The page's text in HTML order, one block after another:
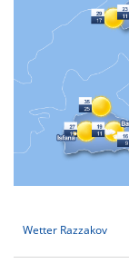
Wetter Razzakov